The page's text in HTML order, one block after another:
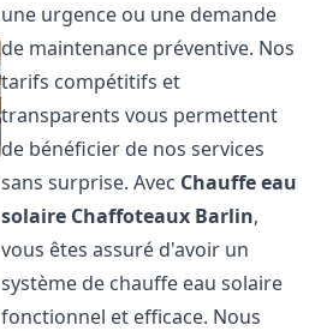
une urgence ou une demande
de maintenance préventive. Nos
tarifs compétitifs et
transparents vous permettent
de bénéficier de nos services
sans surprise. Avec Chauffe eau
solaire Chaffoteaux Barlin,
vous êtes assuré d'avoir un
système de chauffe eau solaire
fonctionnel et efficace. Nous